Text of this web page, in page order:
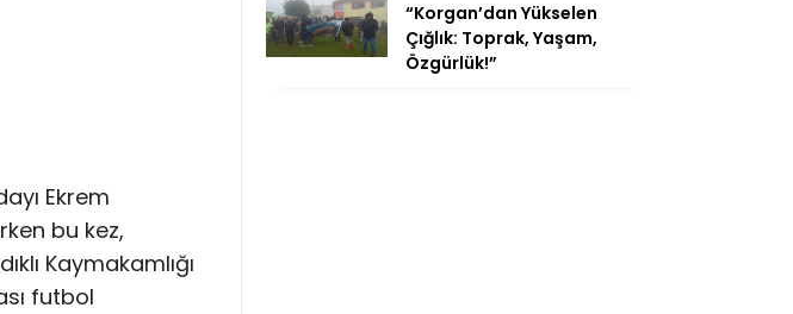
Ekrem
bu kez,
Kaymakamlığı
futbol
“Korgan’dan Yükselen
Çığlık: Toprak, Yaşam,
Özgürlük!”